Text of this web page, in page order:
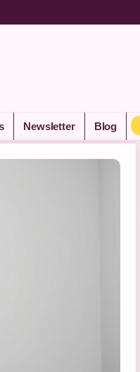
Newsletter Blog